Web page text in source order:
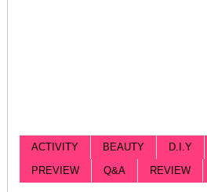
ACTIVITY BEAUTY D.I.Y
PREVIEW
Q&A REVIEW